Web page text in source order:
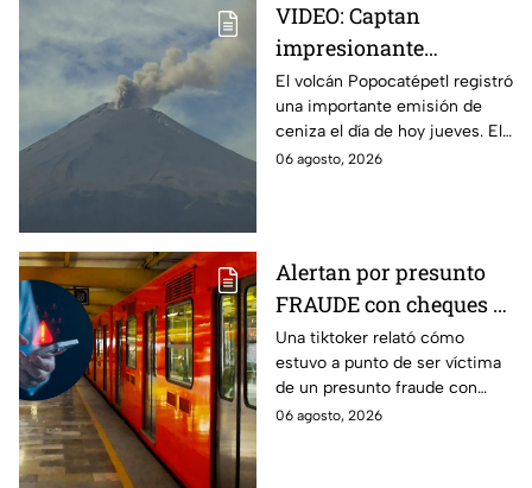
VIDEO: Captan
impresionante
columna de ceniza en
el volcán Popocatépetl;
estas zonas de Puebla
serán afectadas hoy
El volcán Popocatépetl registró
una importante emisión de
ceniza el día de hoy jueves. El
Semáforo de Alerta Volcánica
06 agosto, 2026
Alertan por presunto
FRAUDE con cheques al
salir del metro de la
CDMX; joven exhibe
'modus operandi'
Una tiktoker relató cómo
estuvo a punto de ser víctima
de un presunto fraude con
cheques y falsos cómplices al
06 agosto, 2026